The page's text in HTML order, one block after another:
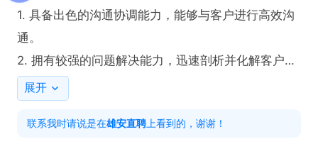
1. 具备出色的沟通协调能力，能够与客户进行高效沟
通。
2. 拥有较强的问题解决能力，迅速剖析并化解客户难
题。
3. 掌握商务洽谈技巧，熟练应对各类商务场景。
4. 拥有良好的职业素养，工作态度积极且严谨。
展开
联系我时请说是在雄安直聘 上看到的，谢谢！